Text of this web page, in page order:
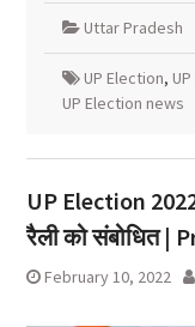
Uttar Pradesh
UP Election,
UP Election news
UP Election
रैली को संबोधित |
February 10, 2022